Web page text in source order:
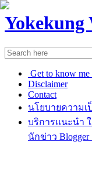
Yokekung
Get to know
Disclaimer
Contact
นโยบายความเ
บริการแนะนำ
นักข่าว